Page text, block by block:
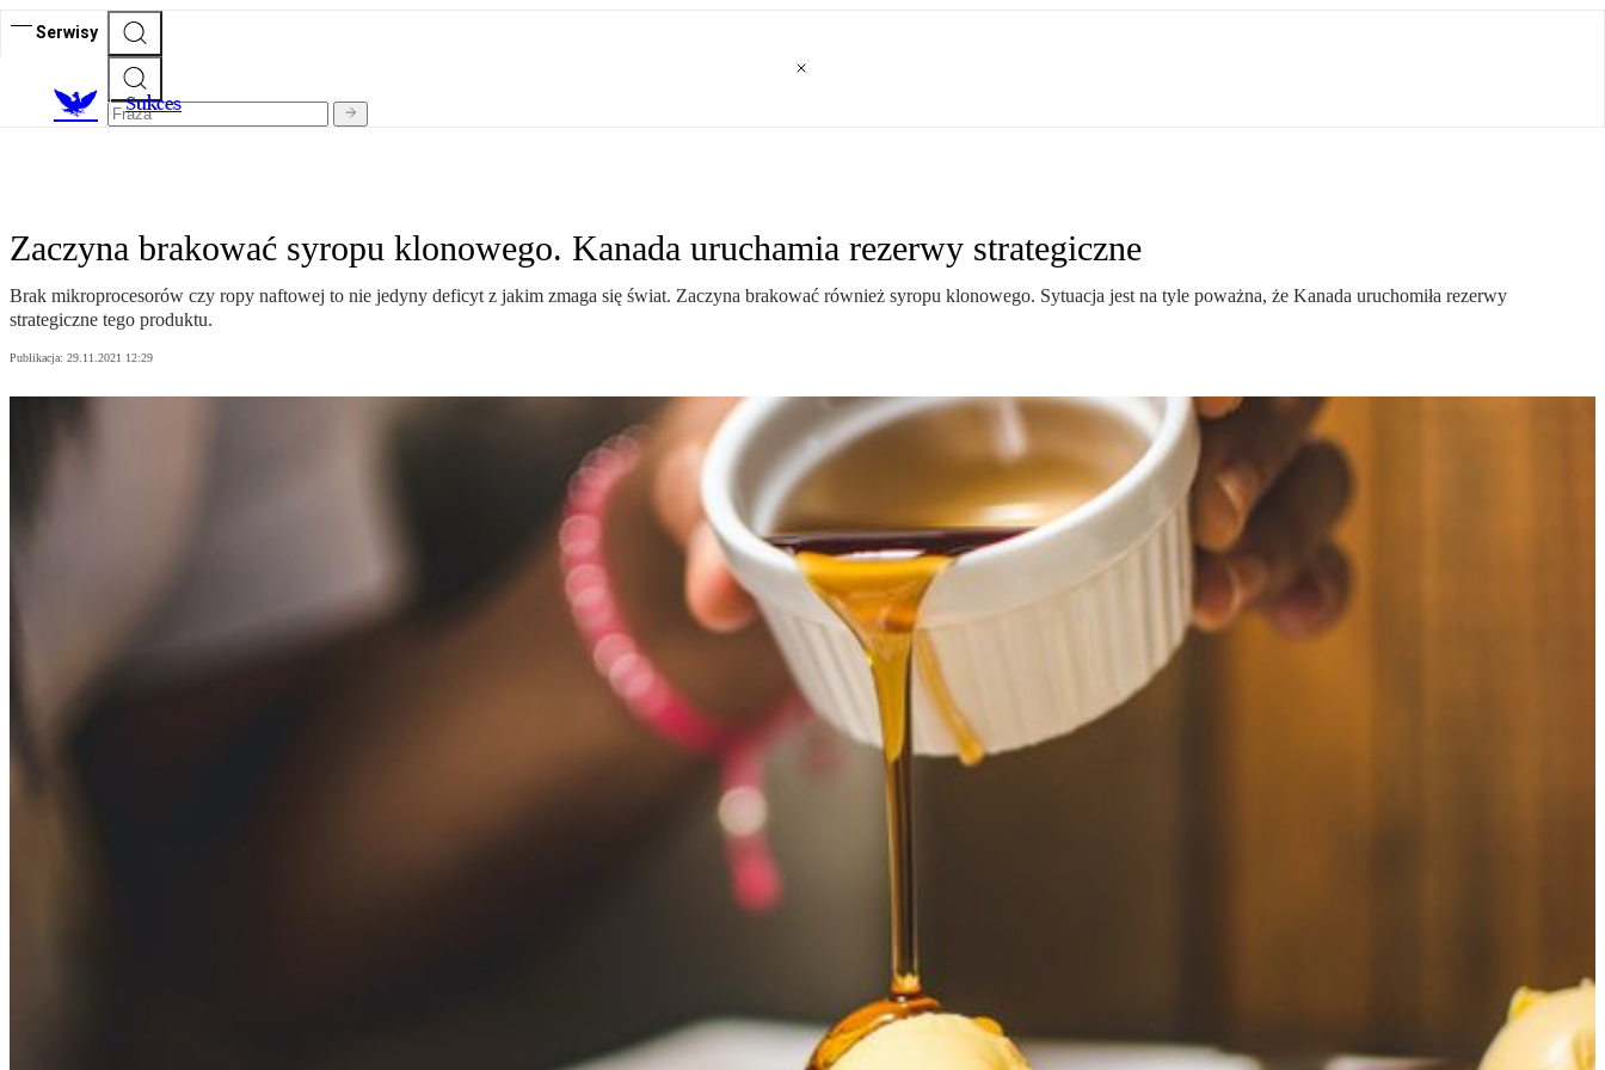
Serwisy
Sukces
Zaczyna brakować syropu klonowego. Kanada uruchamia rezerwy strategiczne
Brak mikroprocesorów czy ropy naftowej to nie jedyny deficyt z jakim zmaga się świat. Zaczyna brakować również syropu klonowego. Sytuacja jest na tyle poważna, że Kanada uruchomiła rezerwy
strategiczne tego produktu.
Publikacja: 29.11.2021 12:29